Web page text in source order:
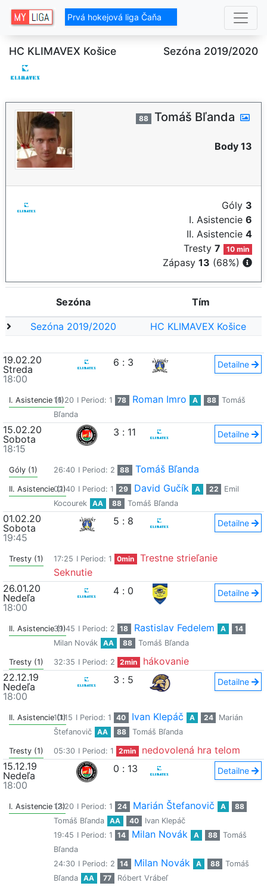
Prvá hokejová liga Čaňa
HC KLIMAVEX Košice Sezóna 2019/2020
88 Tomáš Bľanda
Body 13
Góly 3
I. Asistencie 6
II. Asistencie 4
Tresty7 10 min
Zápasy 13 (68%)
Sezóna Tím
Sezóna 2019/2020 HC KLIMAVEX Košice
19.02.20
Streda
18:00
6 : 3 Detailne
I. Asistencie (1)16:20 I Period: 1 78 Roman Imro A 88
Tomáš
Bľanda
15.02.20
Sobota
18:15
3 : 11 Detailne
Góly (1) 26:40 I Period: 2 88 Tomáš Bľanda
II. Asistencie (1)
02:40 I Period: 1 29 David Gučík A 22
Emil
Kocourek
AA 88 Tomáš Bľanda
01.02.20
Sobota
19:45
5 : 8 Detailne
Tresty (1) 17:25 I Period: 1 0min
Trestne strieľanie
Seknutie
26.01.20
Nedeľa
18:00
4 : 0 Detailne
II. Asistencie (1)
39:45 I Period: 2 18 Rastislav Fedelem A
14
Milan Novák
AA 88 Tomáš Bľanda
Tresty (1) 32:35 I Period: 2 2min
hákovanie
22.12.19
Nedeľa
18:00
3 : 5 Detailne
II. Asistencie (1)
10:15 I Period: 1 40 Ivan Klepáč A 24
Marián
Štefanovič
AA 88 Tomáš Bľanda
Tresty (1) 05:30 I Period: 1 2min
nedovolená hra telom
15.12.19
Nedeľa
18:00
0 : 13 Detailne
I. Asistencie (3)
12:20 I Period: 1 24 Marián Štefanovič A
88
Tomáš Bľanda
AA 40
Ivan Klepáč
19:45 I Period: 1 14 Milan Novák A 88
Tomáš
Bľanda
24:30 I Period: 2 14 Milan Novák A 88
Tomáš
Bľanda
AA 77 Róbert Vrábeľ